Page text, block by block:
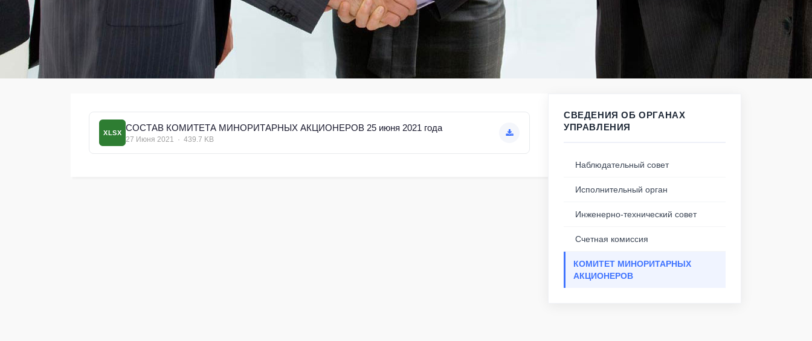
XLSX
СОСТАВ КОМИТЕТА МИНОРИТАРНЫХ АКЦИОНЕРОВ 25 июня 2021 года
27 Июня 2021 · 439.7 KB
СВЕДЕНИЯ ОБ ОРГАНАХ
УПРАВЛЕНИЯ
Наблюдательный совет
Исполнительный орган
Инженерно-технический совет
Счетная комиссия
КОМИТЕТ МИНОРИТАРНЫХ
АКЦИОНЕРОВ